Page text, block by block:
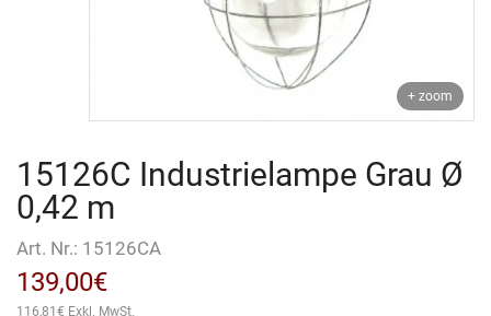
+ zoom
15126C Industrielampe Grau Ø
0,42 m
Art. Nr.: 15126CA
139,00€
116,81€ Exkl. MwSt.